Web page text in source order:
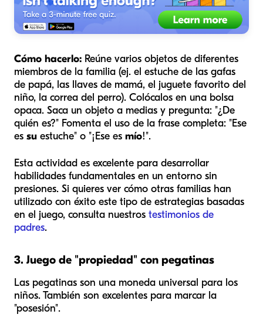
Cómo hacerlo: Reúne varios objetos de diferentes
miembros de la familia (ej. el estuche de las gafas
de papá, las llaves de mamá, el juguete favorito del
niño, la correa del perro). Colócalos en una bolsa
opaca. Saca un objeto a medias y pregunta: "¿De
quién es?" Fomenta el uso de la frase completa: "Ese
es su estuche" o "¡Ese es mío!".
Esta actividad es excelente para desarrollar
habilidades fundamentales en un entorno sin
presiones. Si quieres ver cómo otras familias han
utilizado con éxito este tipo de estrategias basadas
en el juego, consulta nuestros testimonios de
padres.
3. Juego de "propiedad" con pegatinas
Las pegatinas son una moneda universal para los
niños. También son excelentes para marcar la
"posesión".